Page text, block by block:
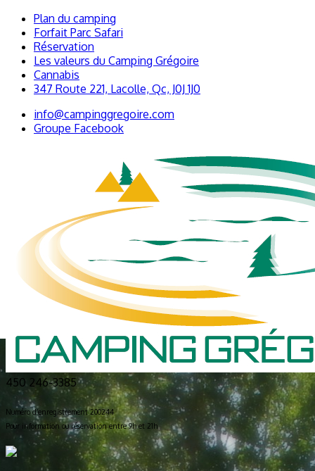
Plan du camping
Forfait Parc Safari
Réservation
Les valeurs du Camping Grégoire
Cannabis
347 Route 221, Lacolle, Qc, J0J 1J0
info@campinggregoire.com
Groupe Facebook
450 246-3385
Numéro d’enregistrement 200244
Pour information ou réservation entre 9h et 21h